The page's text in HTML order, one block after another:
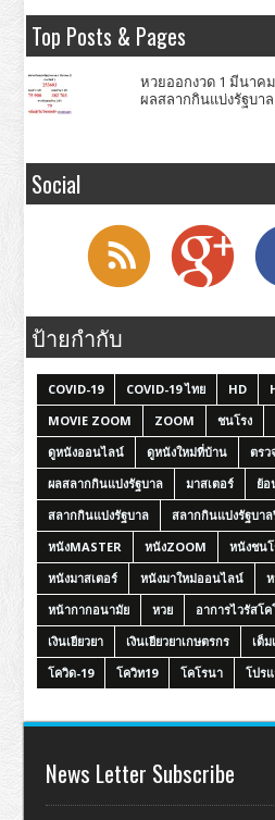
Top Posts & Pages
หวยออกงวด 1 มีนาค
ผลสลากกินแบ่งรัฐบาล
Social
ป้ายกำกับ
COVID-19 COVID-19 ไทย HD
MOVIE ZOOM
ZOOM ชนโรง
ดูหนังออนไลน์
ดูหนังใหม่ที่บ้าน ตรว
ผลสลากกินแบ่งรัฐบาล
มาสเตอร์ ย้อ
สลากกินแบ่งรัฐบาล
สลากกินแบ่งรัฐบาล
หนังMASTER
หนังZOOM หนังชนโ
หนังมาสเตอร์
หนังมาใหม่ออนไลน์
หน้ากากอนามัย
หวย อาการไวรัสโ
เงินเยียวยา
เงินเยียวยาเกษตรกร เต็ม
โควิด-19
โควิท19 โคโรนา โปร
News Letter Subscribe